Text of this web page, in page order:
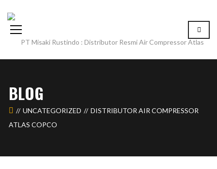
BLOG
UNCATEGORIZED
DISTRIBUTOR AIR COMPRESSOR
ATLAS COPCO